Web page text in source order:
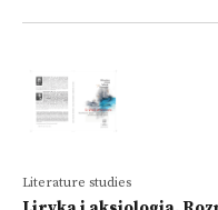
Literature studies